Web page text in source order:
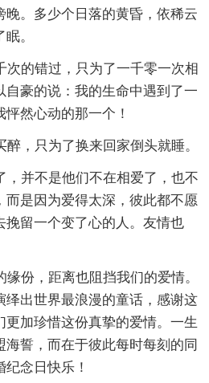
晚。多少个日落的黄昏，依稀云
。
次的错过，只为了一千零一次相
自豪的说：我的生命中遇到了一
然心动的那一个！
，只为了换来回家倒头就睡。
，并不是他们不在相爱了，也不
而是因为爱得太深，彼此都不愿
挽留一个变了心的人。友情也
份，距离也阻挡我们的爱情。
绎出世界最浪漫的童话，感谢这
加珍惜这份真挚的爱情。一生
誓，而在于彼此每时每刻的同
念日快乐！